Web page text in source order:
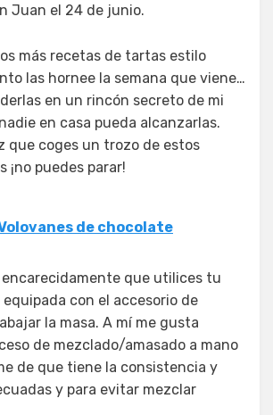
Juan el 24 de junio.
más recetas de tartas estilo
las hornee la semana que viene…
en un rincón secreto de mi
en casa pueda alcanzarlas.
que coges un trozo de estos
¡no puedes parar!
de chocolate
encarecidamente que utilices tu
con el accesorio de
la masa. A mí me gusta
de mezclado/amasado a mano
de que tiene la consistencia y
y para evitar mezclar